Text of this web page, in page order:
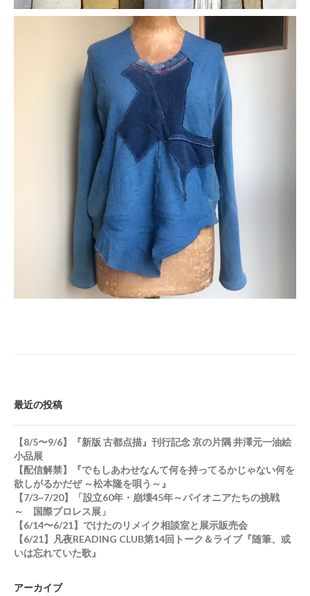
最近の投稿
【8/5〜9/6】『新版 古都点描』刊行記念 京の片隅 井澤元一油絵
小品展
【配信解禁】『でもしあわせなんて何を持ってるかじゃない何を
欲しがるかだぜ ～松本隆を唄う～』
【7/3~7/20】「設立60年・崩壊45年～パイオニアたちの挑戦
～ 国際プロレス展」
【6/14〜6/21】でけたのリメイク相談室と展示販売会
【6/21】凡夜READING CLUB第14回トーク＆ライブ『随筆、或
いは忘れていた歌』
アーカイブ